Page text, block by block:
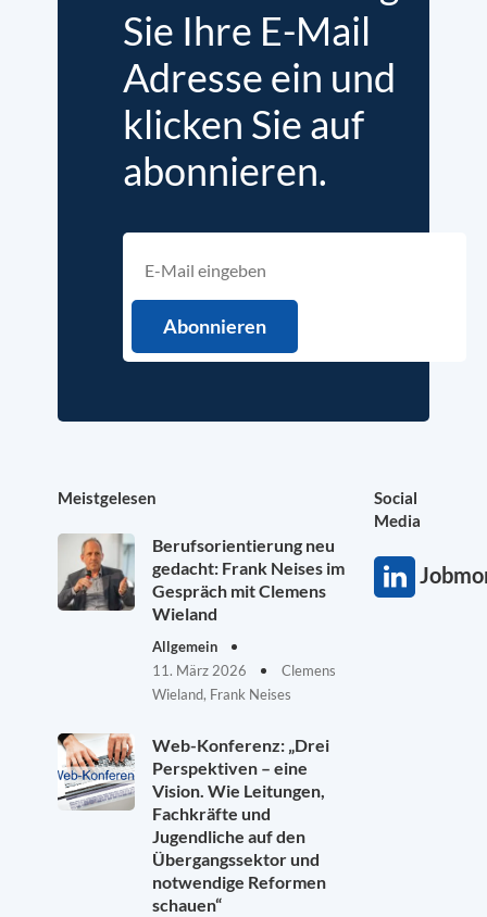
Sie Ihre E-Mail
Adresse ein und
klicken Sie auf
abonnieren.
Meistgelesen
Berufsorientierung neu
gedacht: Frank Neises im
Gespräch mit Clemens
Wieland
Allgemein
11. März 2026
Clemens
Wieland, Frank Neises
Web-Konferenz: „Drei
Perspektiven – eine
Vision. Wie Leitungen,
Fachkräfte und
Jugendliche auf den
Übergangssektor und
notwendige Reformen
schauen“
Social
Media